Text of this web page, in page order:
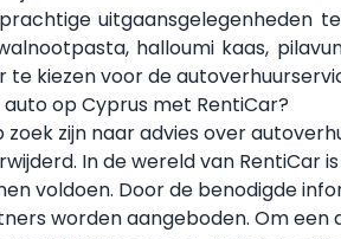
uitgaansgelegenheden
halloumi kaas,
te kiezen voor de
auto op Cyprus met RentiCar?
zoek zijn naar advies over
In de wereld van
voldoen. Door de benodigde
worden aangeboden. Om